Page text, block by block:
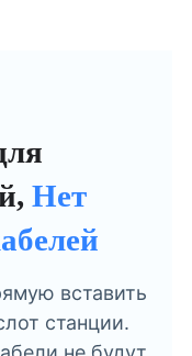
Нет
вставить
станции.